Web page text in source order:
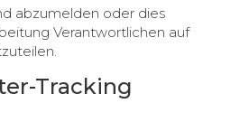
abzumelden oder dies
Verantwortlichen auf
Tracking